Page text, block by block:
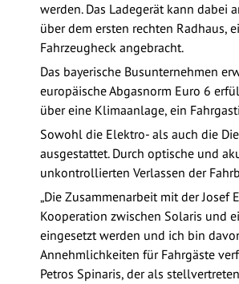
werden. Das Ladegerät kann dabei
über dem ersten rechten Radhaus,
Fahrzeugheck angebracht.
Das bayerische Busunternehmen
europäische Abgasnorm Euro 6
über eine Klimaanlage, ein
Sowohl die Elektro- als auch die
ausgestattet. Durch optische und
unkontrollierten Verlassen der
„Die Zusammenarbeit mit der
Kooperation zwischen Solaris und
eingesetzt werden und ich bin
Annehmlichkeiten für Fahrgäste
Petros Spinaris, der als